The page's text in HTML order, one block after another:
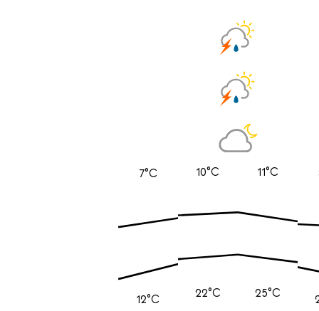
7°C
12°C
10°C
22°C
11°C
25°C